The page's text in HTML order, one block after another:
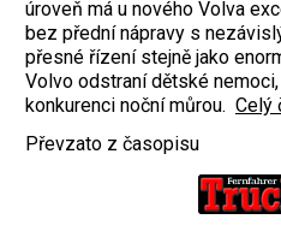
úroveň má u nového Volva
bez přední nápravy s
přesné řízení stejně jako
Volvo odstraní dětské
konkurenci noční můrou. Celý
Převzato z časopisu